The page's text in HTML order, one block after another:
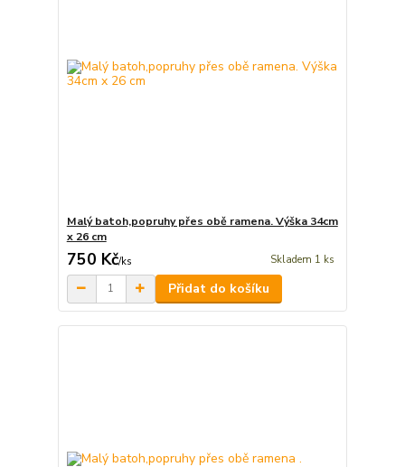
Malý batoh,popruhy přes obě ramena. Výška 34cm
x 26 cm
750 Kč/ks Skladem 1 ks
Přidat do košíku